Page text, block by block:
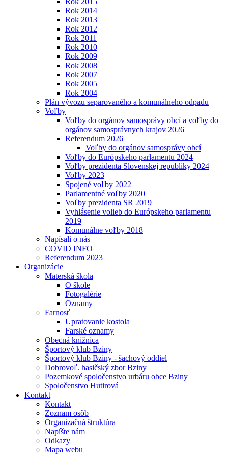
Rok 2014
Rok 2013
Rok 2012
Rok 2011
Rok 2010
Rok 2009
Rok 2008
Rok 2007
Rok 2005
Rok 2004
Plán vývozu separovaného a komunálneho odpadu
Voľby
Voľby do orgánov samosprávy obcí a voľby do
orgánov samosprávnych krajov 2026
Referendum 2026
Voľby do orgánov samosprávy obcí
Voľby do Európskeho parlamentu 2024
Voľby prezidenta Slovenskej republiky 2024
Voľby 2023
Spojené voľby 2022
Parlamentné voľby 2020
Voľby prezidenta SR 2019
Vyhlásenie volieb do Európskeho parlamentu
2019
Komunálne voľby 2018
Napísali o nás
COVID INFO
Referendum 2023
Organizácie
Materská škola
O škole
Fotogalérie
Oznamy
Farnosť
Upratovanie kostola
Farské oznamy
Obecná knižnica
Športový klub Bziny
Športový klub Bziny - šachový oddiel
Dobrovoľ. hasičský zbor Bziny
Pozemkové spoločenstvo urbáru obce Bziny
Spoločenstvo Hutirová
Kontakt
Kontakt
Zoznam osôb
Organizačná štruktúra
Napíšte nám
Odkazy
Mapa webu